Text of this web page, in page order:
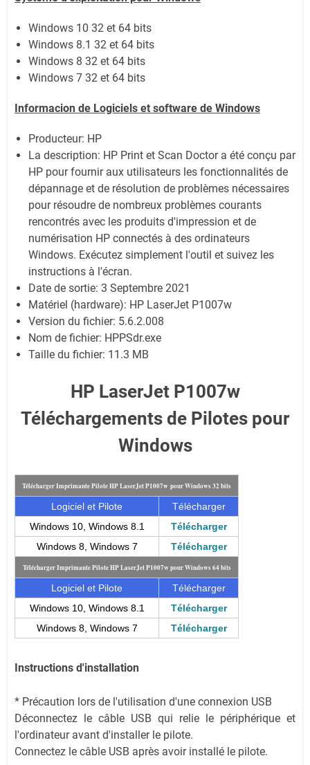
Windows 10 32 et 64 bits
Windows 8.1 32 et 64 bits
Windows 8 32 et 64 bits
Windows 7 32 et 64 bits
Informacion de Logiciels et software de Windows
Producteur: HP
La description: HP Print et Scan Doctor a été conçu par
HP pour fournir aux utilisateurs les fonctionnalités de
dépannage et de résolution de problèmes nécessaires
pour résoudre de nombreux problèmes courants
rencontrés avec les produits d'impression et de
numérisation HP connectés à des ordinateurs
Windows. Exécutez simplement l'outil et suivez les
instructions à l'écran.
Date de sortie: 3 Septembre 2021
Matériel (hardware): HP LaserJet P1007w
Version du fichier: 5.6.2.008
Nom de fichier: HPPSdr.exe
Taille du fichier: 11.3 MB
HP LaserJet P1007w
Téléchargements de Pilotes pour
Windows
Télécharger Imprimante Pilote HP LaserJet P1007w pour Windows 32 bits
Logiciel et Pilote
Télécharger
Windows 10, Windows 8.1
Télécharger
Windows 8, Windows 7
Télécharger
Télécharger Imprimante Pilote HP LaserJet P1007w pour Windows 64 bits
Logiciel et Pilote
Télécharger
Windows 10, Windows 8.1
Télécharger
Windows 8, Windows 7
Télécharger
Instructions d'installation
* Précaution lors de l'utilisation d'une connexion USB
Déconnectez le câble USB qui relie le périphérique et
l'ordinateur avant d'installer le pilote.
Connectez le câble USB après avoir installé le pilote.